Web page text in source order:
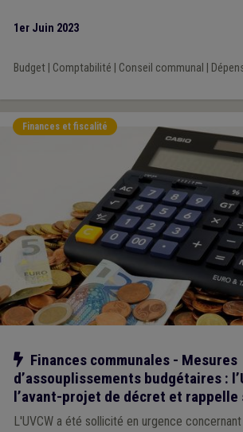
1er Juin 2023
Budget| Comptabilité Conseil communal
Finances et fiscalité
Notre action
Finances communales - Mesures
d’assouplissements budgétaires :
l’avant-projet de décret et rappelle
L'UVCW a été sollicité en urgence